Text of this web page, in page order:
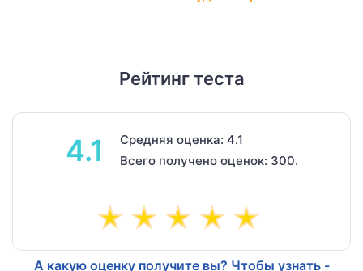
Рейтинг теста
4.1
Средняя оценка: 4.1
Всего получено оценок: 300.
А какую оценку получите вы? Чтобы узнать -